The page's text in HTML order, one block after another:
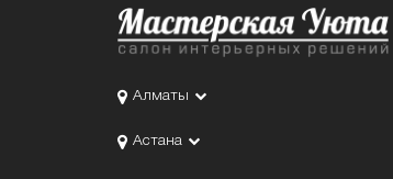
Алматы
Астана